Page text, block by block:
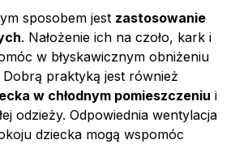
sposobem jest zastosowanie
. Nałożenie ich na czoło, kark i
w błyskawicznym obniżeniu
Dobrą praktyką jest również
w chłodnym pomieszczeniu i
odzieży. Odpowiednia wentylacja
dziecka mogą wspomóc